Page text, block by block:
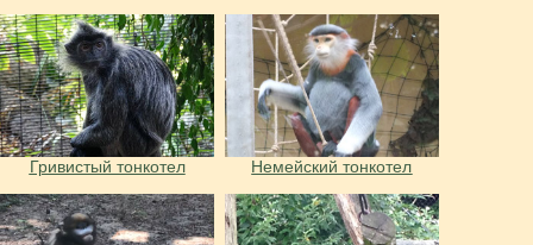
Гривистый тонкотел Немейский тонкотел